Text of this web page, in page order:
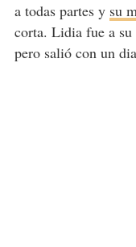
a todas partes y su
corta. Lidia fue a su
pero salió con un